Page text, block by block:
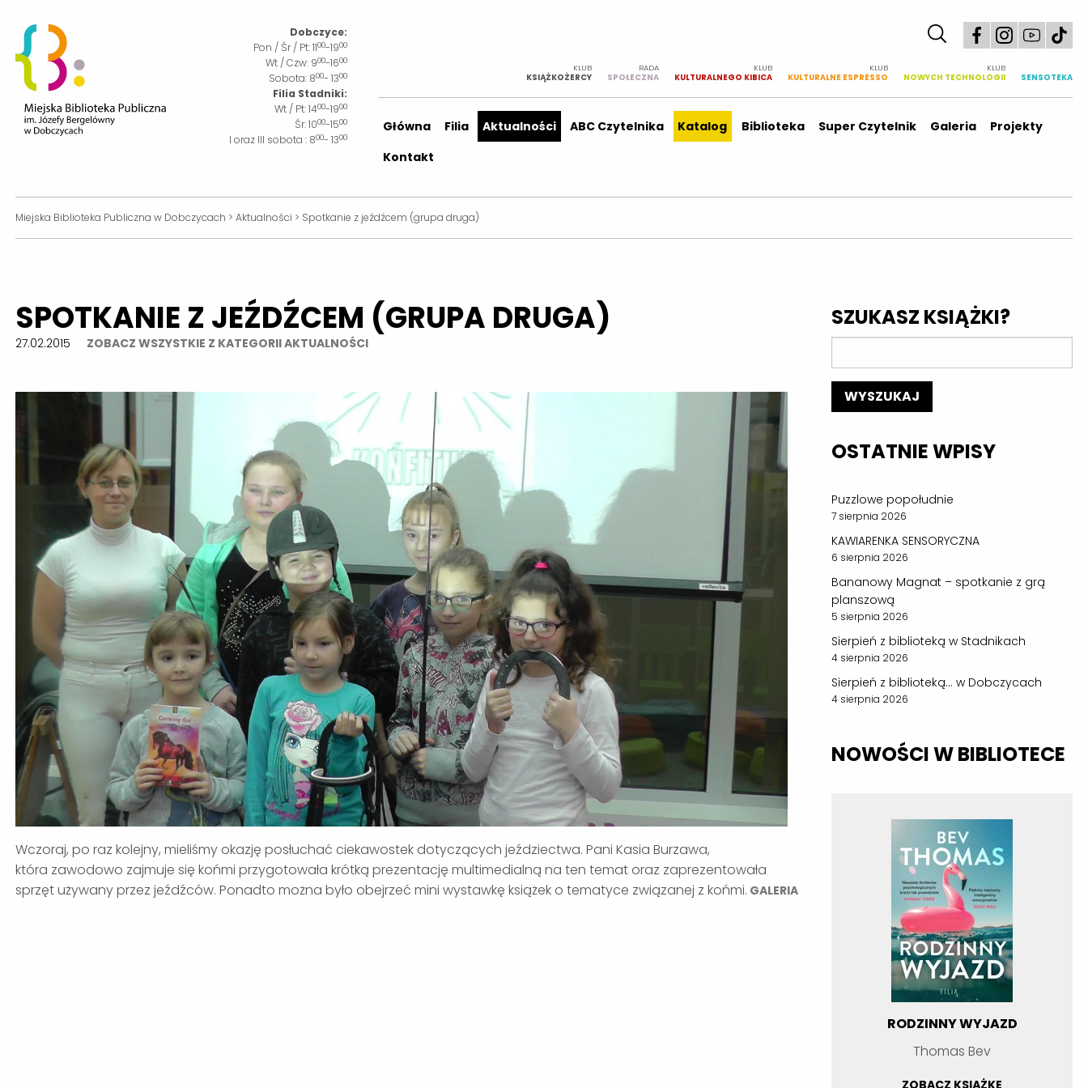
Dobczyce:
Pon / Śr / Pt:1100-1900
Wt / Czw: 900-1600
Sobota: 800- 1300
Filia Stadniki:
Wt / Pt:1400-1900
Śr:1000-1500
I oraz III sobota : 800- 1300
KLUB
KSIĄŻKOŻERCY
RADA
SPOŁECZNA
KLUB
KULTURALNEGO KIBICA
KLUB
KULTURALNE ESPRESSO
KLUB
NOWYCH TECHNOLOGII
SENSOTEKA
Główna Filia Aktualności ABC Czytelnika Katalog Biblioteka Super Czytelnik Galeria
Projekty
Kontakt
Miejska Biblioteka Publiczna w Dobczycach > Aktualności > Spotkanie z jeźdźcem (grupa druga)
SPOTKANIE Z JEŹDŹCEM (GRUPA DRUGA)
27.02.2015 ZOBACZ WSZYSTKIE Z KATEGORII AKTUALNOŚCI
Wczoraj, po raz kolejny, mieliśmy okazję posłuchać ciekawostek dotyczących jeździectwa. Pani Kasia Burzawa,
która zawodowo zajmuje się końmi przygotowała krótką prezentację multimedialną na ten temat oraz zaprezentowała
sprzęt używany przez jeźdźców. Ponadto można było obejrzeć mini wystawkę książek o tematyce związanej z końmi. GALERIA
SZUKASZ KSIĄŻKI?
OSTATNIE WPISY
Puzzlowe popołudnie
7 sierpnia 2026
KAWIARENKA SENSORYCZNA
6 sierpnia 2026
Bananowy Magnat – spotkanie z grą
planszową
5 sierpnia 2026
Sierpień z biblioteką w Stadnikach
4 sierpnia 2026
Sierpień z biblioteką… w Dobczycach
4 sierpnia 2026
NOWOŚCI W BIBLIOTECE
RODZINNY WYJAZD
Thomas Bev
ZOBACZ KSIĄŻKĘ